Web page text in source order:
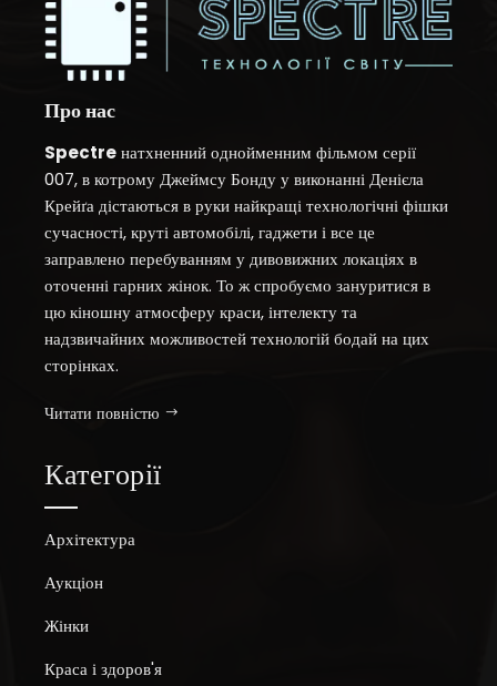
Про нас
Spectreнатхненний однойменним фільмом серії
007, в котрому Джеймсу Бонду у виконанні Денієла
Крейґа дістаються в руки найкращі технологічні фішки
сучасності, круті автомобілі, гаджети і все це
заправлено перебуванням у дивовижних локаціях в
оточенні гарних жінок. То ж спробуємо зануритися в
цю кіношну атмосферу краси, інтелекту та
надзвичайних можливостей технологій бодай на цих
сторінках.
Читати повністю
Категорії
Архітектура
Аукціон
Жінки
Краса і здоров'я